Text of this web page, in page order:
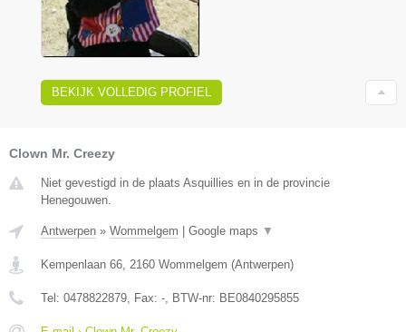
BEKIJK VOLLEDIG PROFIEL
Clown Mr. Creezy
Niet gevestigd in de plaats Asquillies en in de provincie
Henegouwen.
Antwerpen » Wommelgem Google maps ▼
Kempenlaan 66, 2160 Wommelgem (Antwerpen)
Tel: 0478822879, Fax: -, BTW-nr: BE0840295855